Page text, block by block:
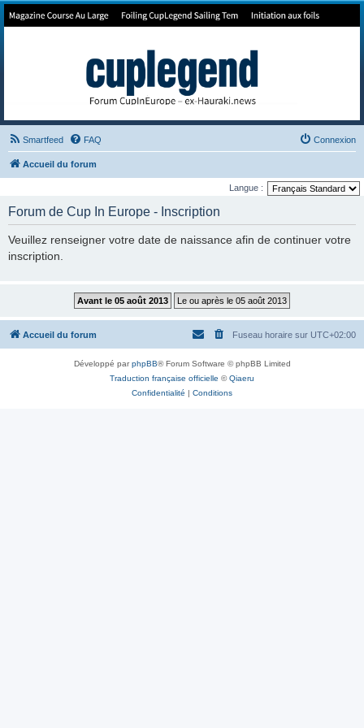
Forum de Cup In Europe
Smartfeed FAQ Connexion
Accueil du forum
Langue :
Forum de Cup In Europe - Inscription
Veuillez renseigner votre date de naissance afin de continuer votre
inscription.
Accueil du forum Fuseau horaire sur UTC+02:00
Développé parphpBB® Forum Software © phpBB Limited
Traduction française officielle ©Qiaeru
Confidentialité | Conditions